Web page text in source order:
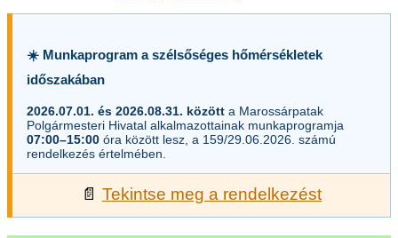
☀️ Munkaprogram a szélsőséges hőmérsékletek
időszakában
2026.07.01. és 2026.08.31. között a Marossárpatak
Polgármesteri Hivatal alkalmazottainak munkaprogramja
07:00–15:00 óra között lesz, a 159/29.06.2026. számú
rendelkezés értelmében.
📄 Tekintse meg a rendelkezést